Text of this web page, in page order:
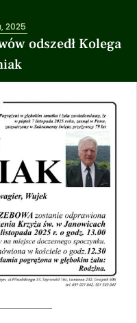
odszedł Kolega
2025